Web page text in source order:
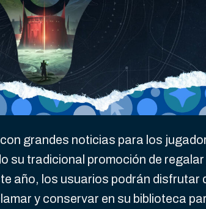
grandes noticias para los
su tradicional promoción de
año, los usuarios podrán disfrutar
y conservar en su biblioteca